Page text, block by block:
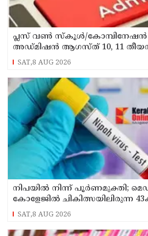
പ്ലസ് വൺ സ്‌കൂൾ/കോമ്പിനേഷൻ
അഡ്മിഷൻ ആഗസ്ത് 10, 11
SAT,8 AUG 2026
നിപയിൽ നിന്ന് പൂർണമുക്തി;
കോളേജിൽ ചികിത്സയിലിരുന്ന
വീട്ടിലേക്ക് മടങ്ങി
SAT,8 AUG 2026